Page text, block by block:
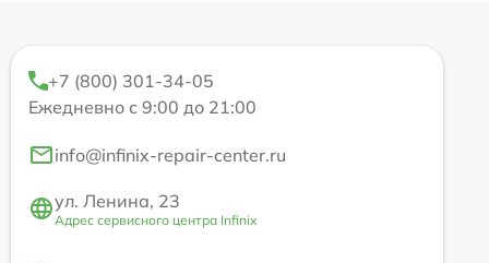
+7 (800) 301-34-05
Ежедневно с 9:00 до 21:00
info@infinix-repair-center.ru
ул. Ленина, 23
Адрес сервисного центра Infinix